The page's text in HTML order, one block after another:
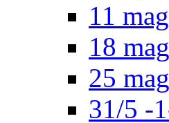
11
18
25
31/5 -